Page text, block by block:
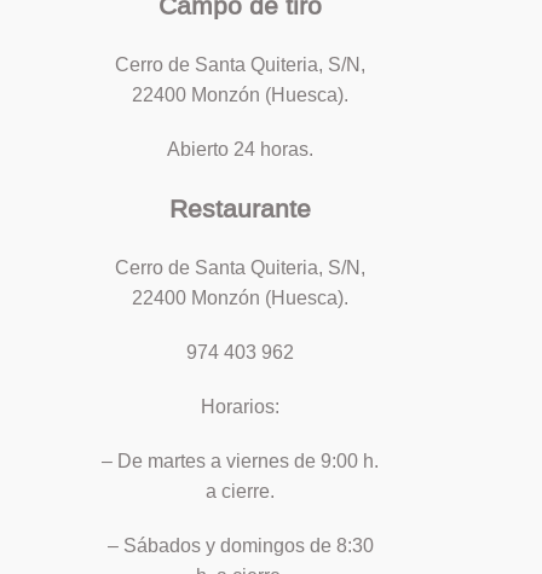
Cerro de Santa Quiteria, S/N,
22400 Monzón (Huesca).
Abierto 24 horas.
Restaurante
Cerro de Santa Quiteria, S/N,
22400 Monzón (Huesca).
974 403 962
Horarios:
– De martes a viernes de 9:00 h.
a cierre.
– Sábados y domingos de 8:30